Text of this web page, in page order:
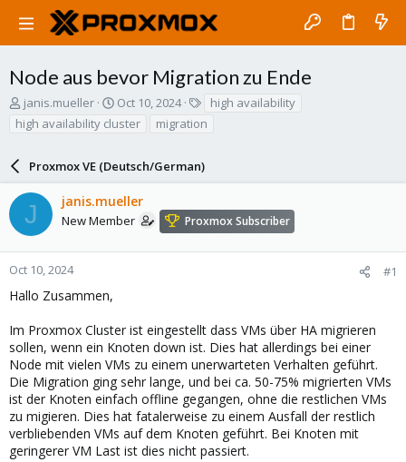
Node aus bevor Migration zu Ende
T
h
r
d
s
t
a
r
t
r
janis.mueller
S
a
t
d
a
t
Oct 10, 2024
g
high availability
high availability cluster
migration
Proxmox VE (Deutsch/German)
J janis.mueller
New Member Proxmox Subscriber
Oct 10, 2024 #1
Hallo Zusammen,
Im Proxmox Cluster ist eingestellt dass VMs über HA migrieren
sollen, wenn ein Knoten down ist. Dies hat allerdings bei einer
Node mit vielen VMs zu einem unerwarteten Verhalten geführt.
Die Migration ging sehr lange, und bei ca. 50-75% migrierten VMs
ist der Knoten einfach offline gegangen, ohne die restlichen VMs
zu migieren. Dies hat fatalerweise zu einem Ausfall der restlich
verbliebenden VMs auf dem Knoten geführt. Bei Knoten mit
geringerer VM Last ist dies nicht passiert.